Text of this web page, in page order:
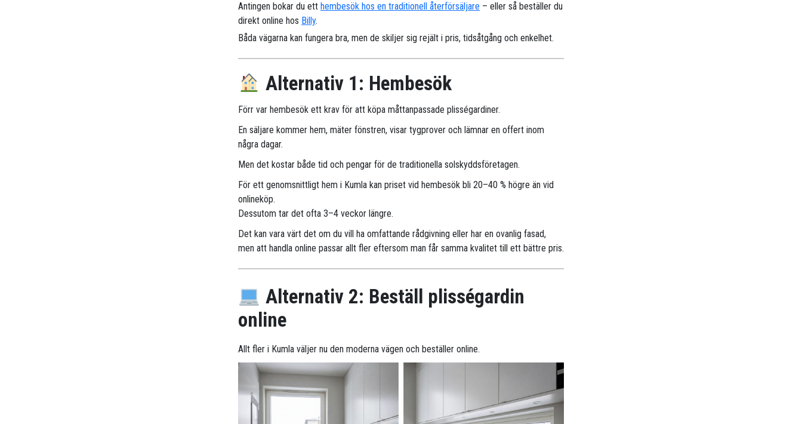
Antingen bokar du ett hembesök hos en traditionell återförsäljare – eller så beställer du
direkt online hos Billy.
Båda vägarna kan fungera bra, men de skiljer sig rejält i pris, tidsåtgång och enkelhet.
Alternativ 1: Hembesök
Förr var hembesök ett krav för att köpa måttanpassade plisségardiner.
En säljare kommer hem, mäter fönstren, visar tygprover och lämnar en offert inom
några dagar.
Men det kostar både tid och pengar för de traditionella solskyddsföretagen.
För ett genomsnittligt hem i Kumla kan priset vid hembesök bli 20–40 % högre än vid
onlineköp.
Dessutom tar det ofta 3–4 veckor längre.
Det kan vara värt det om du vill ha omfattande rådgivning eller har en ovanlig fasad,
men att handla online passar allt fler eftersom man får samma kvalitet till ett bättre pris.
Alternativ 2: Beställ plisségardin
online
Allt fler i Kumla väljer nu den moderna vägen och beställer online.